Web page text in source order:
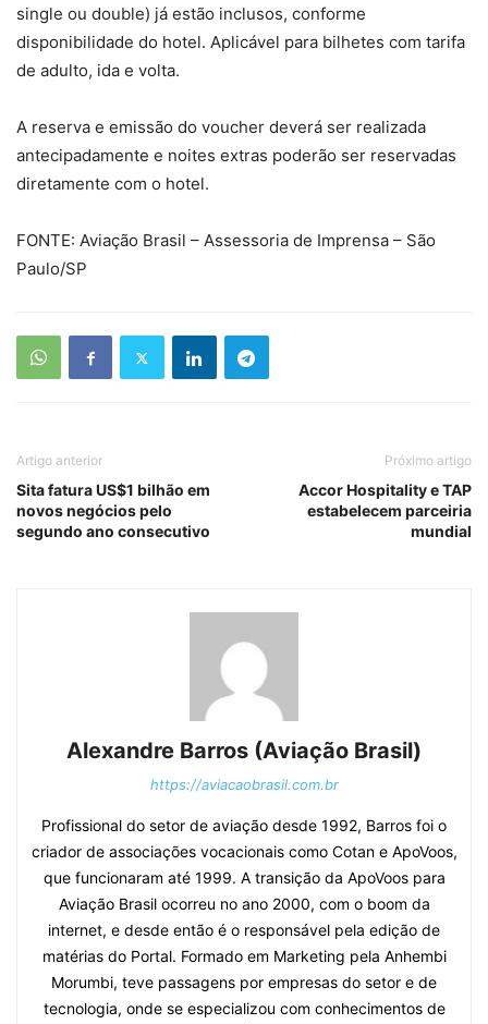
single ou double) já estão inclusos, conforme
disponibilidade do hotel. Aplicável para bilhetes com tarifa
de adulto, ida e volta.
A reserva e emissão do voucher deverá ser realizada
antecipadamente e noites extras poderão ser reservadas
diretamente com o hotel.
FONTE: Aviação Brasil – Assessoria de Imprensa – São
Paulo/SP
Artigo anterior
Sita fatura US$1 bilhão em
novos negócios pelo
segundo ano consecutivo
Próximo artigo
Accor Hospitality e TAP
estabelecem parceiria
mundial
Alexandre Barros (Aviação Brasil)
https://aviacaobrasil.com.br
Profissional do setor de aviação desde 1992, Barros foi o
criador de associações vocacionais como Cotan e ApoVoos,
que funcionaram até 1999. A transição da ApoVoos para
Aviação Brasil ocorreu no ano 2000, com o boom da
internet, e desde então é o responsável pela edição de
matérias do Portal. Formado em Marketing pela Anhembi
Morumbi, teve passagens por empresas do setor e de
tecnologia, onde se especializou com conhecimentos de